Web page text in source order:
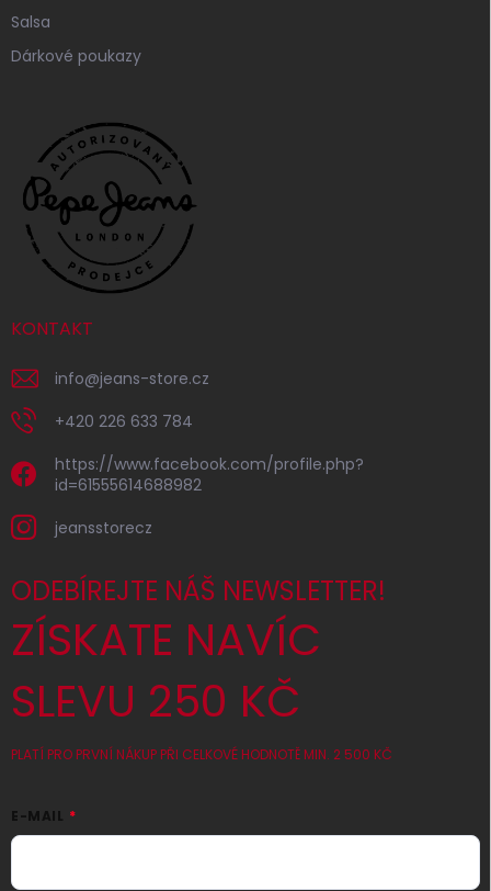
Salsa
Dárkové poukazy
KONTAKT
info@jeans-store.cz
+420 226 633 784
https://www.facebook.com/profile.php?
id=61555614688982
jeansstorecz
ODEBÍREJTE NÁŠ NEWSLETTER!
ZÍSKATE NAVÍC
SLEVU 250 KČ
PLATÍ PRO PRVNÍ NÁKUP PŘI CELKOVÉ HODNOTĚ MIN. 2 500 KČ
E-MAIL